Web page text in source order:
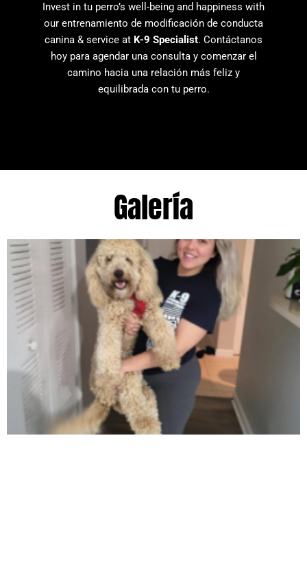
Invest in tu perro’s well-being and happiness with
our entrenamiento de modificación de conducta
canina & service at K-9 Specialist. Contáctanos
hoy para agendar una consulta y comenzar el
camino hacia una relación más feliz y
equilibrada con tu perro.
Galería